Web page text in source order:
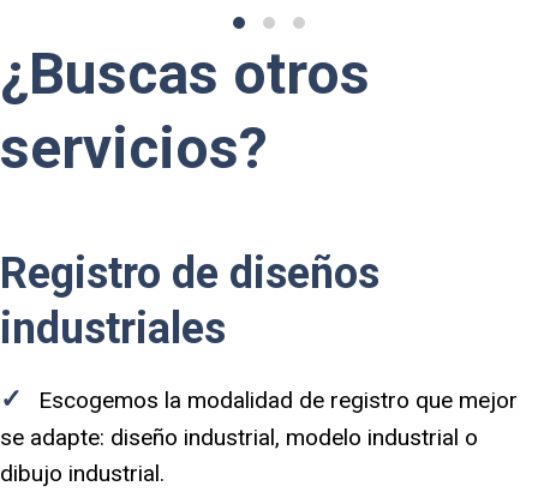
¿Buscas otros
servicios?
Registro de diseños
industriales
✓
Escogemos la modalidad de registro que mejor
se adapte: diseño industrial, modelo industrial o
dibujo industrial.